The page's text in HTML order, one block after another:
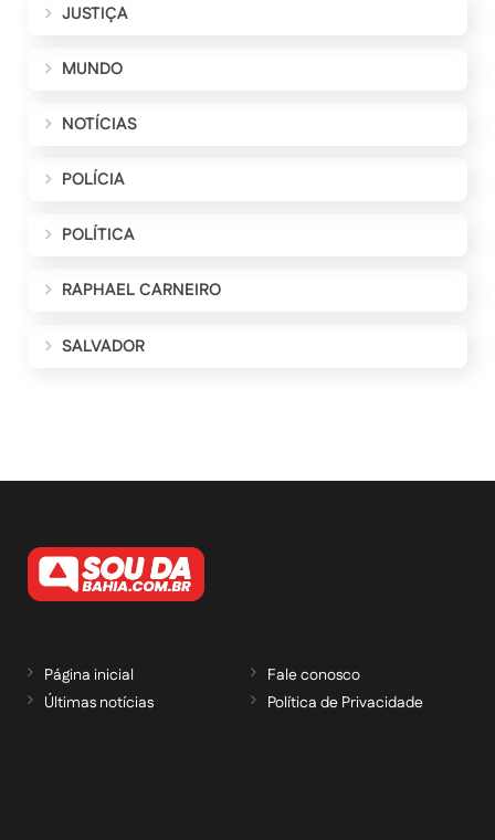
JUSTIÇA
MUNDO
NOTÍCIAS
POLÍCIA
POLÍTICA
RAPHAEL CARNEIRO
SALVADOR
Página inicial
Últimas notícias
Fale conosco
Política de Privacidade